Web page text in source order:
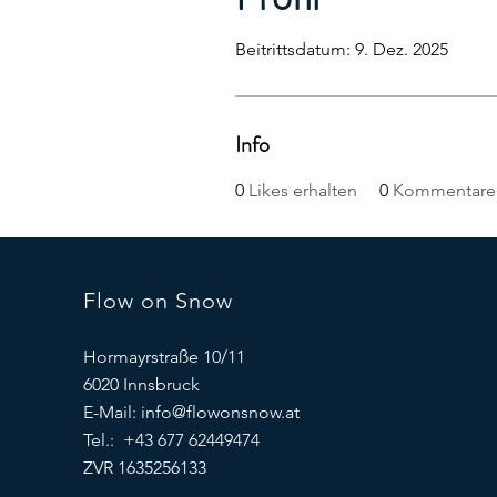
Beitrittsdatum: 9. Dez. 2025
Info
0 Likes erhalten 0
Flow on Snow
Hormayrstraße 10/11
6020 Innsbruck
E-Mail: info@flowonsnow.at
Tel.: +43 677 62449474
ZVR 1635256133